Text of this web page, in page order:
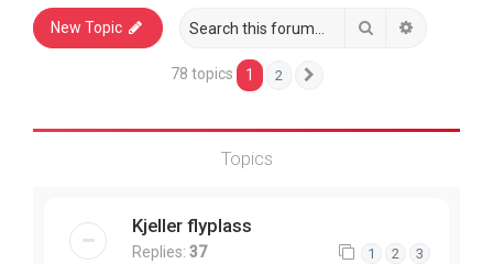
New Topic Search
78 topics 1 2
Topics
Kjeller flyplass
Replies: 37 1 2 3